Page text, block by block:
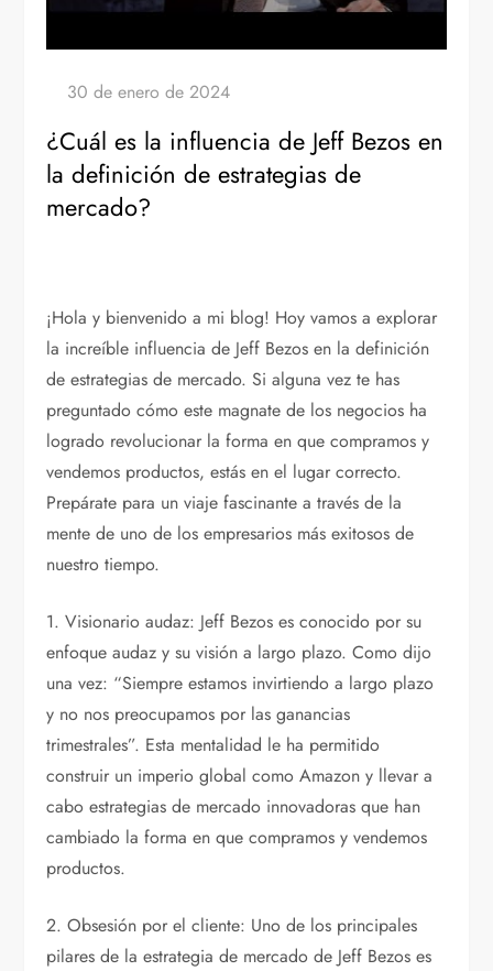
¿Cuál es la influencia de Jeff Bezos en
la definición de estrategias de
mercado?
¡Hola y bienvenido a mi blog! Hoy vamos a explorar
la increíble influencia de Jeff Bezos en la definición
de estrategias de mercado. Si alguna vez te has
preguntado cómo este magnate de los negocios ha
logrado revolucionar la forma en que compramos y
vendemos productos, estás en el lugar correcto.
Prepárate para un viaje fascinante a través de la
mente de uno de los empresarios más exitosos de
nuestro tiempo.
1. Visionario audaz: Jeff Bezos es conocido por su
enfoque audaz y su visión a largo plazo. Como dijo
una vez: “Siempre estamos invirtiendo a largo plazo
y no nos preocupamos por las ganancias
trimestrales”. Esta mentalidad le ha permitido
construir un imperio global como Amazon y llevar a
cabo estrategias de mercado innovadoras que han
cambiado la forma en que compramos y vendemos
productos.
2. Obsesión por el cliente: Uno de los principales
pilares de la estrategia de mercado de Jeff Bezos es